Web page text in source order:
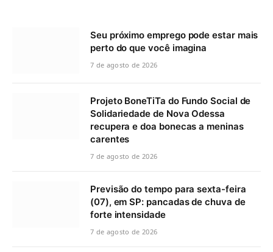
Seu próximo emprego pode estar mais
perto do que você imagina
7 de agosto de 2026
Projeto BoneTiTa do Fundo Social de
Solidariedade de Nova Odessa
recupera e doa bonecas a meninas
carentes
7 de agosto de 2026
Previsão do tempo para sexta-feira
(07), em SP: pancadas de chuva de
forte intensidade
7 de agosto de 2026